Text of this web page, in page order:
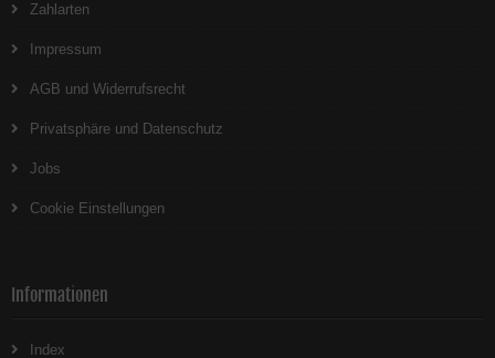
Zahlarten
Impressum
AGB und Widerrufsrecht
Privatsphäre und Datenschutz
Jobs
Cookie Einstellungen
Informationen
Index